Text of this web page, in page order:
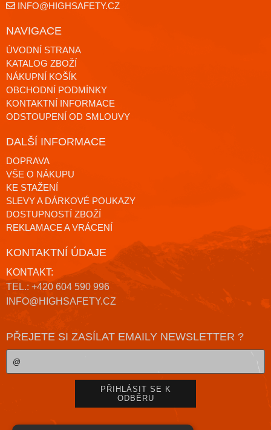
INFO@HIGHSAFETY.CZ
NAVIGACE
ÚVODNÍ STRANA
KATALOG ZBOŽÍ
NÁKUPNÍ KOŠÍK
OBCHODNÍ PODMÍNKY
KONTAKTNÍ INFORMACE
ODSTOUPENÍ OD SMLOUVY
DALŠÍ INFORMACE
DOPRAVA
VŠE O NÁKUPU
KE STAŽENÍ
SLEVY A DÁRKOVÉ POUKAZY
DOSTUPNOSTÍ ZBOŽÍ
REKLAMACE A VRÁCENÍ
KONTAKTNÍ ÚDAJE
KONTAKT:
TEL.: +420 604 590 996
INFO@HIGHSAFETY.CZ
PŘEJETE SI ZASÍLAT EMAILY NEWSLETTER ?